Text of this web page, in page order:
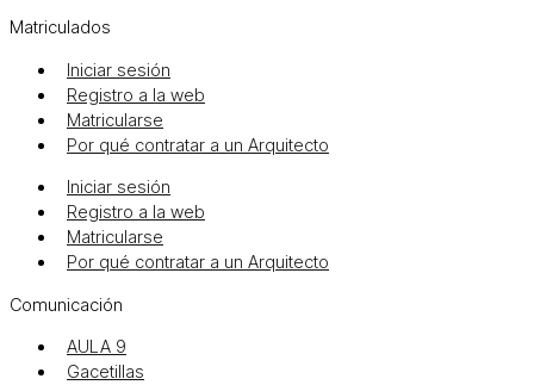
Matriculados
Iniciar sesión
Registro a la web
Matricularse
Por qué contratar a un Arquitecto
Iniciar sesión
Registro a la web
Matricularse
Por qué contratar a un Arquitecto
Comunicación
AULA 9
Gacetillas